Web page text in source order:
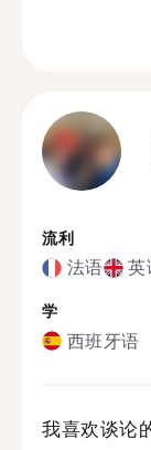
流利
法语 英
学
西班牙语
我喜欢谈论